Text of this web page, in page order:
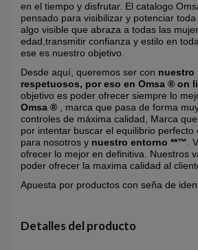
en el tiempo y disfrutar. El catalogo
pensado para visibilizar y potenciar toda
algo visible que abraza a todas las
edad,transmitir confianza y estilo en
ese es nuestro objetivo.
Desde aquí, queremos ser con nuestro
respetuosos, por eso en Omsa ® on
objetivo es poder ofrecer siempre lo
Omsa ®
, marca que pasa de forma
controles de máxima calidad, Marca
por intentar buscar el equilibrio perfecto
para nosotros y nuestro entorno **™ .
ofrecer lo mejor en definitiva. Nuestros
poder ofrecer la maxima calidad al
Apuesta por productos con seña de
Detalles del producto